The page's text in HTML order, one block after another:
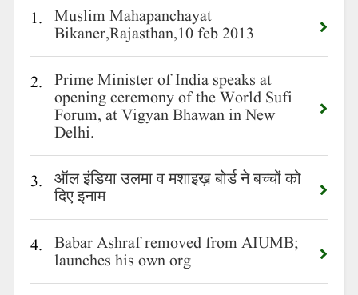
1. Muslim Mahapanchayat
Bikaner,Rajasthan,10 feb 2013
2. Prime Minister of India speaks at
opening ceremony of the World Sufi
Forum, at Vigyan Bhawan in New
Delhi.
3. ऑल इंडिया उलमा व मशाइख़ बोर्ड ने बच्चों को
दिए इनाम
4. Babar Ashraf removed from AIUMB;
launches his own org